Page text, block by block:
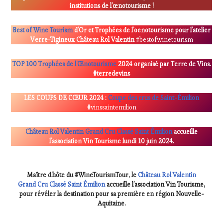
WINE
FAME,
TOUR,
WINETASTINGVOUCHER.COM
institutions de l’œnotourisme !
Best of Wine Tourismd’Or et Trophées de l’oenotourisme pour l’atelier
Verre-Tigineux Château Rol Valentin#bestofwinetourism
TOP 100 Trophées de l’Œnotourisme2024 organisé par Terre de Vins.
#terredevins
LES COUPS DE CŒUR 2024 :Coupe des crus de Saint-Émilion
#vinssaintemilion
Château Rol Valentin Grand Cru Classé Saint Émilionaccueille
l’association Vin Tourisme lundi 10 juin 2024.
Maître d’hôte du #WineTourismTour, leChâteau Rol Valentin
Grand Cru Classé Saint Émilionaccueille l’association Vin Tourisme,
pour révéler la destination pour sa première en région Nouvelle-
Aquitaine.